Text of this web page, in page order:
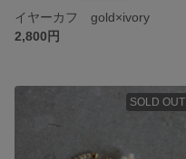
イヤーカフ gold×ivory
2,800円
SOLD OUT